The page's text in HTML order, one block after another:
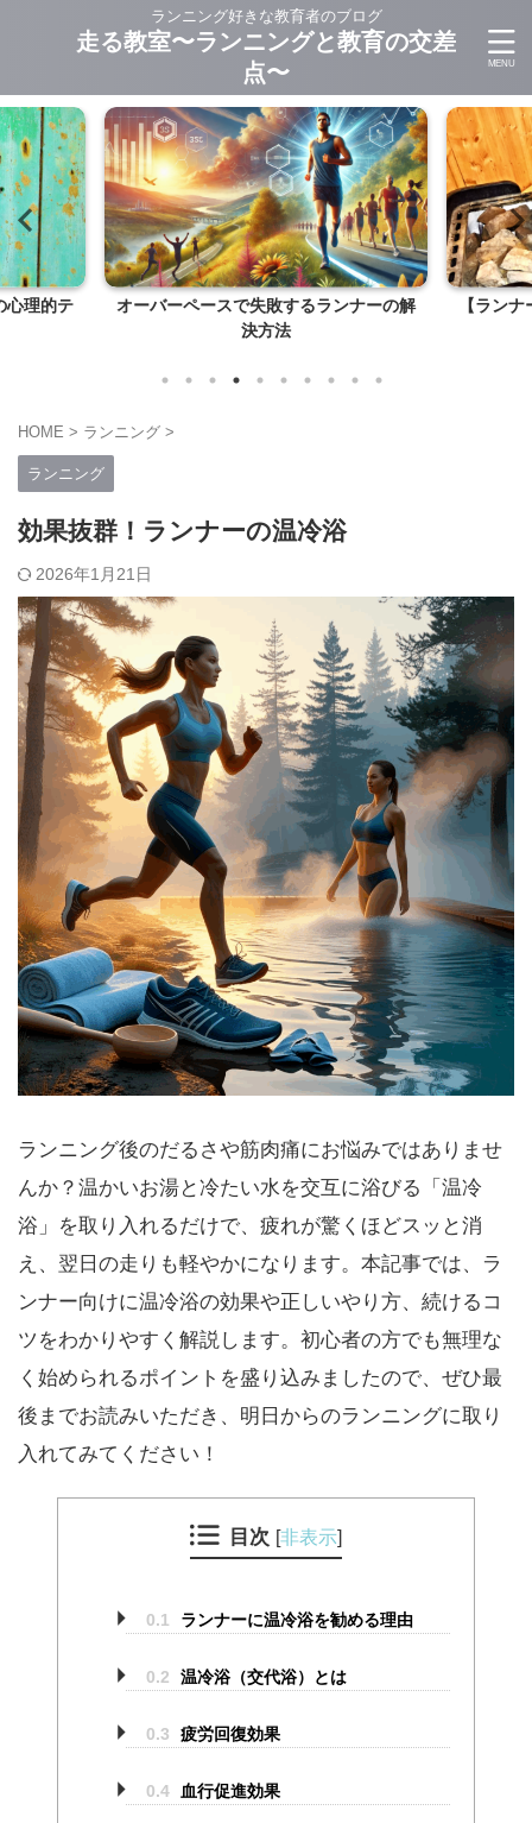
ランニング好きな教育者のブログ
走る教室〜ランニングと教育の交差
点〜
心理的テ
オーバーペースで失敗するランナーの解
決方法
【ラン
HOME > ランニング >
ランニング
効果抜群！ランナーの温冷浴
2026年1月21日
ランニング後のだるさや筋肉痛にお悩みではありませ
んか？温かいお湯と冷たい水を交互に浴びる「温冷
浴」を取り入れるだけで、疲れが驚くほどスッと消
え、翌日の走りも軽やかになります。本記事では、ラ
ンナー向けに温冷浴の効果や正しいやり方、続けるコ
ツをわかりやすく解説します。初心者の方でも無理な
く始められるポイントを盛り込みましたので、ぜひ最
後までお読みいただき、明日からのランニングに取り
入れてみてください！
目次 [非表示]
0.1 ランナーに温冷浴を勧める理由
0.2 温冷浴（交代浴）とは
0.3 疲労回復効果
0.4 血行促進効果